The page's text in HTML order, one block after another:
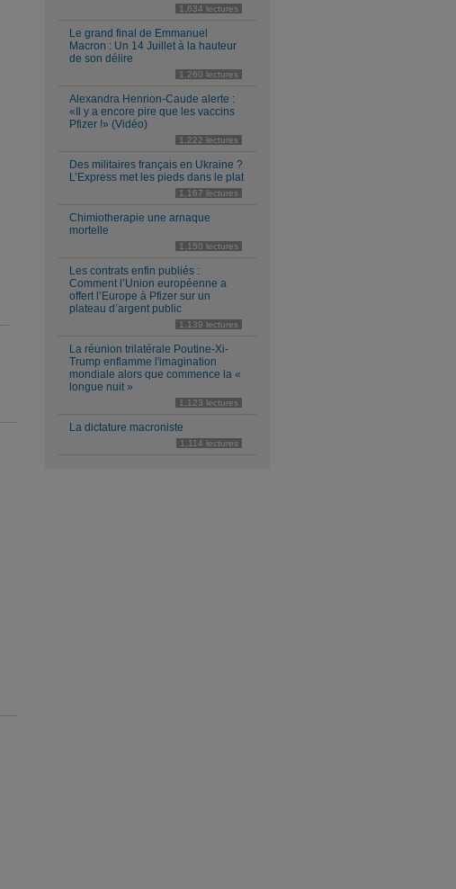
1,634 lectures
Le grand final de Emmanuel
Macron : Un 14 Juillet à la hauteur
de son délire
1,260 lectures
Alexandra Henrion-Caude alerte :
«Il y a encore pire que les vaccins
Pfizer !» (Vidéo)
1,222 lectures
Des militaires français en Ukraine ?
L’Express met les pieds dans le plat
1,167 lectures
Chimiotherapie une arnaque
mortelle
1,150 lectures
Les contrats enfin publiés :
Comment l’Union européenne a
offert l’Europe à Pfizer sur un
plateau d’argent public
1,139 lectures
La réunion trilatérale Poutine-Xi-
Trump enflamme l'imagination
mondiale alors que commence la «
longue nuit »
1,123 lectures
La dictature macroniste
1,114 lectures